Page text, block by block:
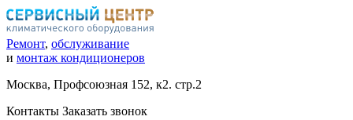
Ремонт, обслуживание
и монтаж кондиционеров
Москва, Профсоюзная 152, к2. стр.2
Контакты Заказать звонок